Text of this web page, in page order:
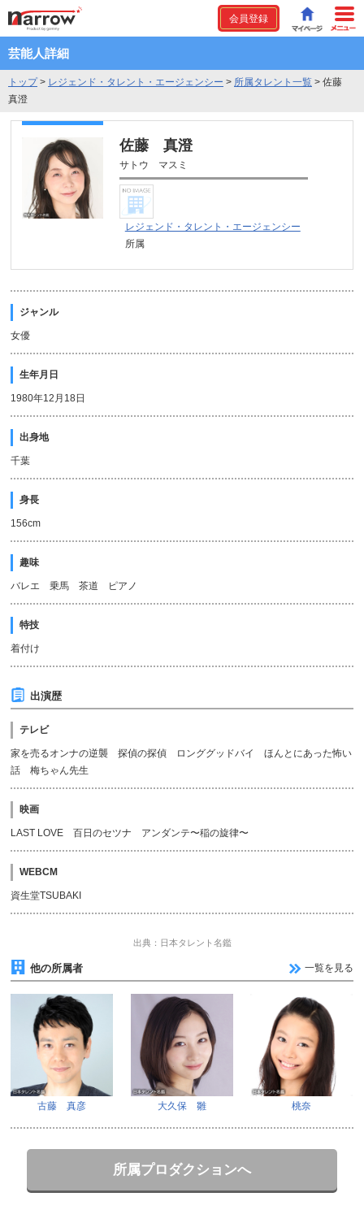
会員登録
芸能人詳細
トップ> レジェンド・タレント・エージェンシー > 所属タレント一覧 > 佐藤
真澄
佐藤 真澄
サトウ マスミ
レジェンド・タレント・エージェンシー
所属
ジャンル
女優
生年月日
1980年12月18日
出身地
千葉
身長
156cm
趣味
バレエ 乗馬 茶道 ピアノ
特技
着付け
出演歴
テレビ
家を売るオンナの逆襲 探偵の探偵 ロンググッドバイ ほんとにあった怖い
話 梅ちゃん先生
映画
LAST LOVE 百日のセツナ アンダンテ〜稲の旋律〜
WEBCM
資生堂TSUBAKI
出典：日本タレント名鑑
他の所属者 一覧を見る
古藤 真彦 大久保 雛 桃奈
所属プロダクションへ